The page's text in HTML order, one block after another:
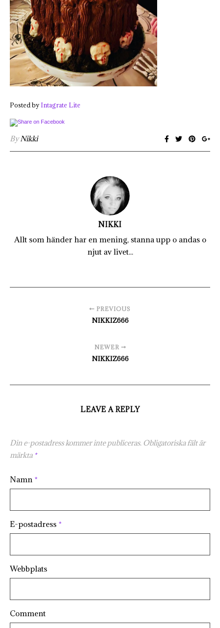
Posted by Intagrate Lite
ByNikki
NIKKI
Allt som händer har en mening, stanna upp o andas o
njut av livet...
PREVIOUS
NIKKIZ666
NEWER
NIKKIZ666
LEAVE A REPLY
Din e-postadress kommer inte publiceras. Obligatoriska fält är
märkta *
Namn *
E-postadress *
Webbplats
Comment